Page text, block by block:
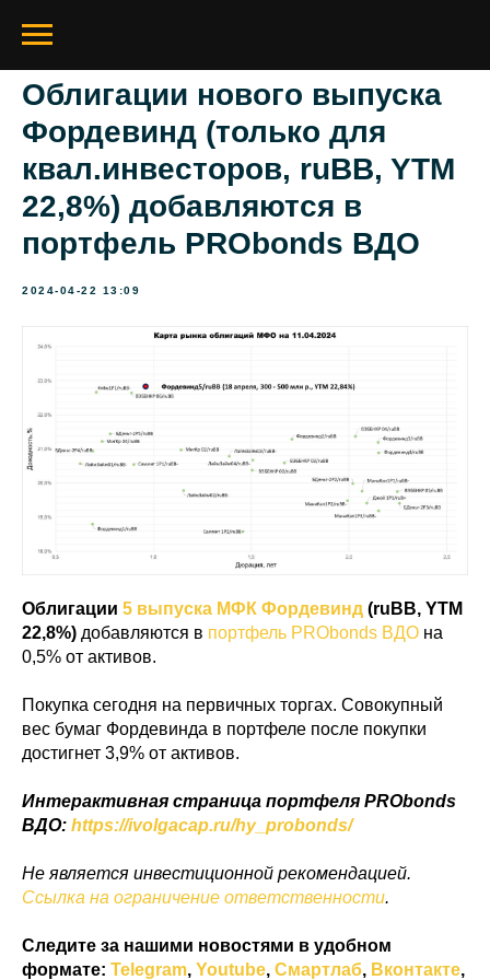
Облигации нового выпуска
Фордевинд (только для
квал.инвесторов, ruBB, YTM
22,8%) добавляются в
портфель PRObonds ВДО
2024-04-22 13:09
Облигации 5 выпуска МФК Фордевинд (ruBB, YTM
22,8%) добавляются в портфель PRObonds ВДО на
0,5% от активов.
Покупка сегодня на первичных торгах. Совокупный
вес бумаг Фордевинда в портфеле после покупки
достигнет 3,9% от активов.
Интерактивная страница портфеля PRObonds
ВДО: https://ivolgacap.ru/hy_probonds/
Не является инвестиционной рекомендацией.
Ссылка на ограничение ответственности.
Следите за нашими новостями в удобном
формате: Telegram, Youtube, Смартлаб, Вконтакте,